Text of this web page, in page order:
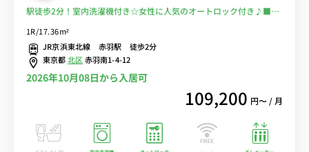
駅徒歩2分！室内洗濯機付き☆女性に人気のオートロック付き♪■選
1R/17.36m²
JR京浜東北線 赤羽駅 徒歩2分
東京都北区赤羽南1-4-12
2026年10月08日から入居可
109,200 円〜 / 月